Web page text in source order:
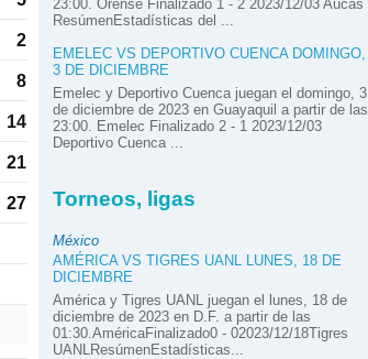
2
8
14
21
27
23:00. Orense Finalizado 1 - 2 2023/12/03 Aucas
ResúmenEstadísticas del ...
EMELEC VS DEPORTIVO CUENCA DOMINGO,
3 DE DICIEMBRE
Emelec y Deportivo Cuenca juegan el domingo, 3
de diciembre de 2023 en Guayaquil a partir de las
23:00. Emelec Finalizado 2 - 1 2023/12/03
Deportivo Cuenca ...
Torneos, ligas
México
AMÉRICA VS TIGRES UANL LUNES, 18 DE
DICIEMBRE
América y Tigres UANL juegan el lunes, 18 de
diciembre de 2023 en D.F. a partir de las
01:30.AméricaFinalizado0 - 02023/12/18Tigres
UANLResúmenEstadísticas...